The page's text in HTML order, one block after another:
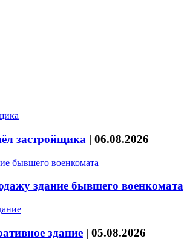
застройщика | 06.08.2026
здание бывшего военкомата
здание | 05.08.2026